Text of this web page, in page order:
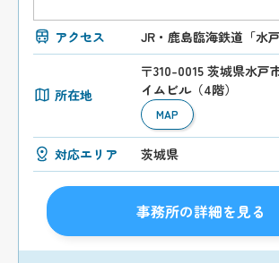
アクセス JR・鹿島臨海鉄道「水
所在地
〒310-0015 茨城県水戸
イムビル（4階）
MAP
対応エリア 茨城県
事務所の詳細を見る